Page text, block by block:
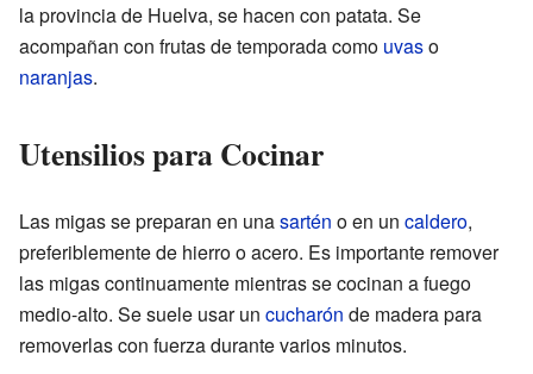
la provincia de Huelva, se hacen con patata. Se
acompañan con frutas de temporada como uvaso
naranjas.
Utensilios para Cocinar
Las migas se preparan en unasartén o en un caldero,
preferiblemente de hierro o acero. Es importante remover
las migas continuamente mientras se cocinan a fuego
medio-alto. Se suele usar un cucharón de madera para
removerlas con fuerza durante varios minutos.